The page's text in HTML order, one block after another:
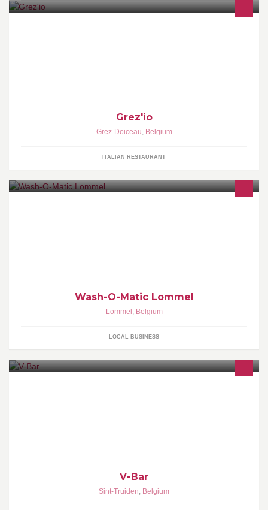
Grez'io
Grez-Doiceau, Belgium
ITALIAN RESTAURANT
Wash-O-Matic Lommel
Lommel , Belgium
LOCAL BUSINESS
V-Bar
Sint-Truiden, Belgium